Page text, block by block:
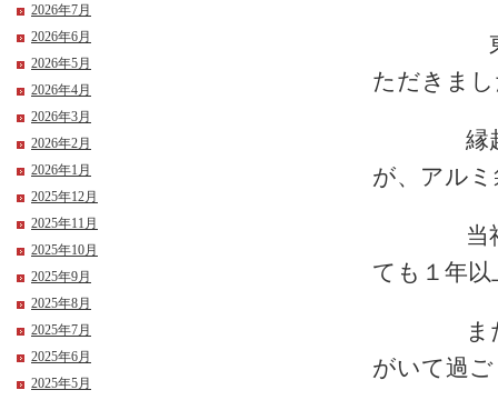
東京都
ただきま
縁起の
が、アル
当社の
ても１年
また、
がいて過
2026年7月
2026年6月
2026年5月
2026年4月
2026年3月
2026年2月
2026年1月
2025年12月
2025年11月
2025年10月
2025年9月
2025年8月
2025年7月
2025年6月
2025年5月